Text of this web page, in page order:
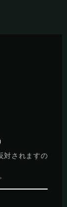
対されますの